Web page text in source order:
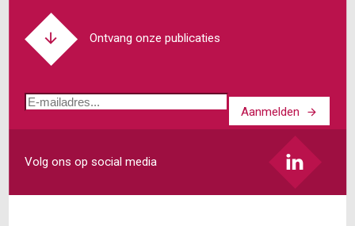
Ontvang onze publicaties
E-
Aanmelden
Volg ons op social media